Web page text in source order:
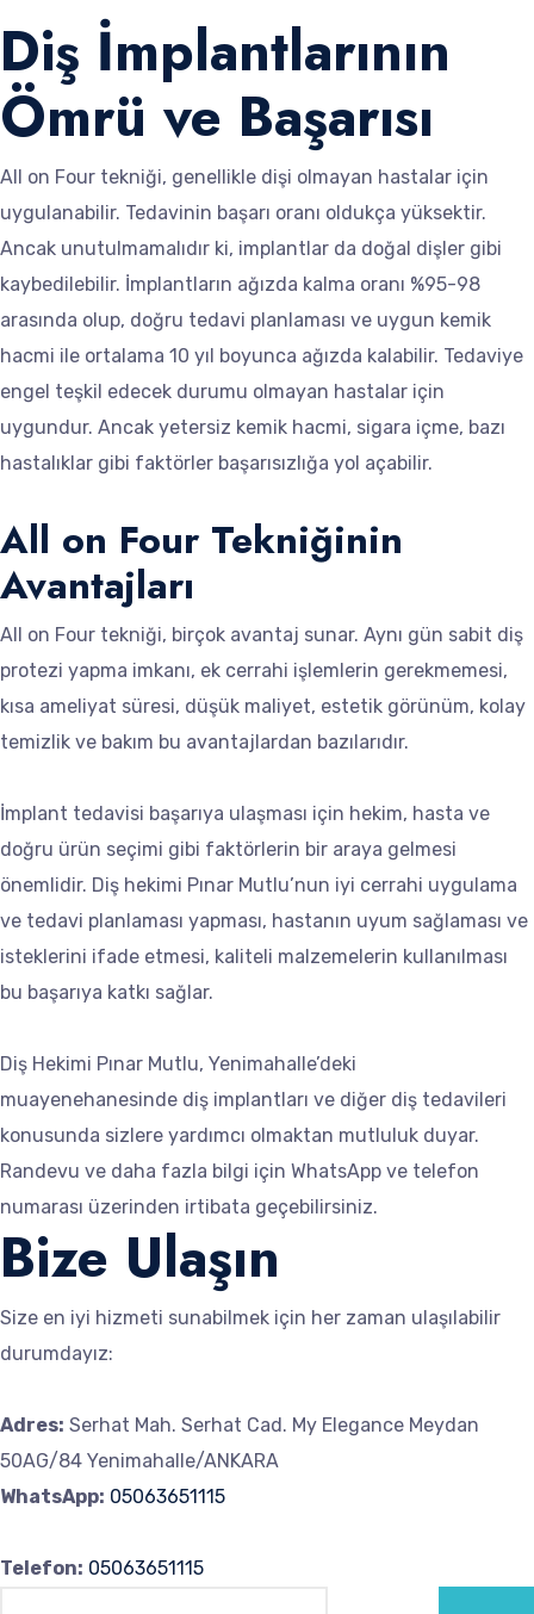
Diş İmplantlarının
Ömrü ve Başarısı
All on Four tekniği, genellikle dişi olmayan hastalar için
uygulanabilir. Tedavinin başarı oranı oldukça yüksektir.
Ancak unutulmamalıdır ki, implantlar da doğal dişler gibi
kaybedilebilir. İmplantların ağızda kalma oranı %95-98
arasında olup, doğru tedavi planlaması ve uygun kemik
hacmi ile ortalama 10 yıl boyunca ağızda kalabilir. Tedaviye
engel teşkil edecek durumu olmayan hastalar için
uygundur. Ancak yetersiz kemik hacmi, sigara içme, bazı
hastalıklar gibi faktörler başarısızlığa yol açabilir.
All on Four Tekniğinin
Avantajları
All on Four tekniği, birçok avantaj sunar. Aynı gün sabit diş
protezi yapma imkanı, ek cerrahi işlemlerin gerekmemesi,
kısa ameliyat süresi, düşük maliyet, estetik görünüm, kolay
temizlik ve bakım bu avantajlardan bazılarıdır.
İmplant tedavisi başarıya ulaşması için hekim, hasta ve
doğru ürün seçimi gibi faktörlerin bir araya gelmesi
önemlidir. Diş hekimi Pınar Mutlu’nun iyi cerrahi uygulama
ve tedavi planlaması yapması, hastanın uyum sağlaması ve
isteklerini ifade etmesi, kaliteli malzemelerin kullanılması
bu başarıya katkı sağlar.
Diş Hekimi Pınar Mutlu, Yenimahalle’deki
muayenehanesinde diş implantları ve diğer diş tedavileri
konusunda sizlere yardımcı olmaktan mutluluk duyar.
Randevu ve daha fazla bilgi için WhatsApp ve telefon
numarası üzerinden irtibata geçebilirsiniz.
Bize Ulaşın
Size en iyi hizmeti sunabilmek için her zaman ulaşılabilir
durumdayız:
Adres: Serhat Mah. Serhat Cad. My Elegance Meydan
50AG/84 Yenimahalle/ANKARA
WhatsApp: 05063651115
Telefon: 05063651115